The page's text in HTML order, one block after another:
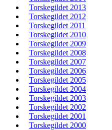
Torskegildet 2013
Torskegildet 2012
Torskegildet 2011
Torskegildet 2010
Torskegildet 2009
Torskegildet 2008
Torskegildet 2007
Torskegildet 2006
Torskegildet 2005
Torskegildet 2004
Torskegildet 2003
Torskegildet 2002
Torskegildet 2001
Torskegildet 2000